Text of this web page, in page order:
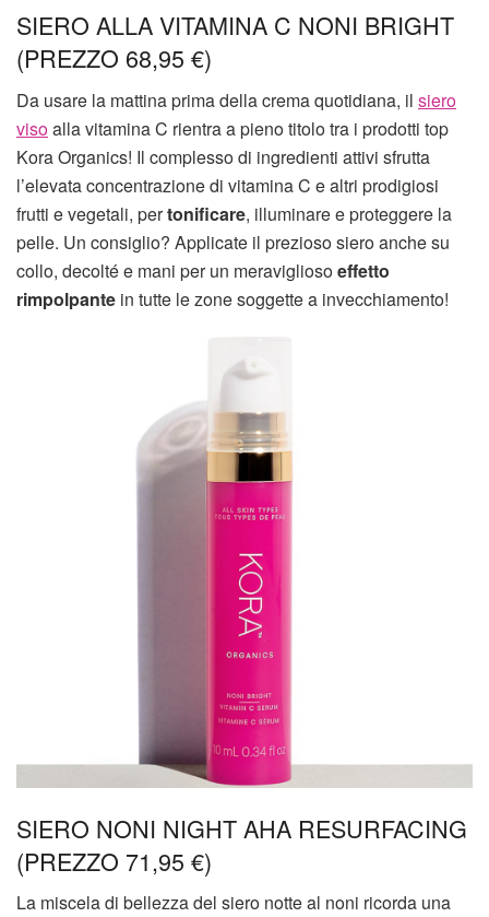
SIERO ALLA VITAMINA C NONI BRIGHT
(PREZZO 68,95 €)
Da usare la mattina prima della crema quotidiana, il siero
visoalla vitamina C rientra a pieno titolo tra i prodotti top
Kora Organics! Il complesso di ingredienti attivi sfrutta
l’elevata concentrazione di vitamina C e altri prodigiosi
frutti e vegetali, pertonificare, illuminare e proteggere la
pelle. Un consiglio? Applicate il prezioso siero anche su
collo, decolté e mani per un meravigliosoeffetto
rimpolpante in tutte le zone soggette a invecchiamento!
SIERO NONI NIGHT AHA RESURFACING
(PREZZO 71,95 €)
La miscela di bellezza del siero notte al noni ricorda una